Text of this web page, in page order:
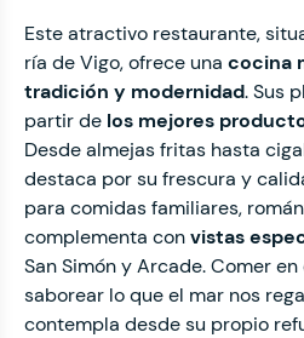
Este atractivo restaurante,
ría de Vigo, ofrece una cocina
tradición y modernidad. Sus
partir de los mejores
Desde almejas fritas hasta
destaca por su frescura y
para comidas familiares,
complementa convistas
San Simón y Arcade. Comer
saborear lo que el mar nos
contempla desde su propio